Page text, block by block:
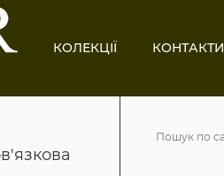
КОЛЕКЦІЇ КОНТАКТИ